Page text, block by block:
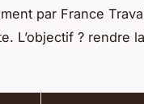
par France
L’objectif ? rendre